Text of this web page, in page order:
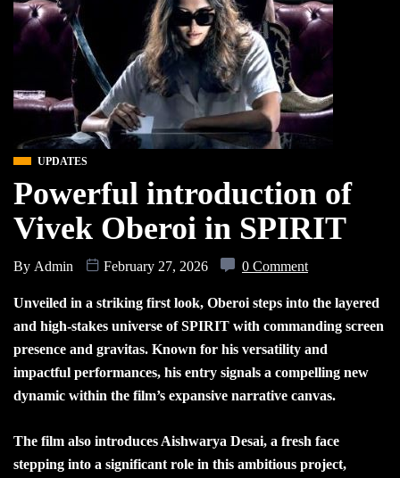
UPDATES
Powerful introduction of
Vivek Oberoi in SPIRIT
By Admin February 27, 2026 0 Comment
Unveiled in a striking first look, Oberoi steps into the layered
and high-stakes universe of SPIRIT with commanding screen
presence and gravitas. Known for his versatility and
impactful performances, his entry signals a compelling new
dynamic within the film’s expansive narrative canvas.
The film also introduces Aishwarya Desai, a fresh face
stepping into a significant role in this ambitious project,